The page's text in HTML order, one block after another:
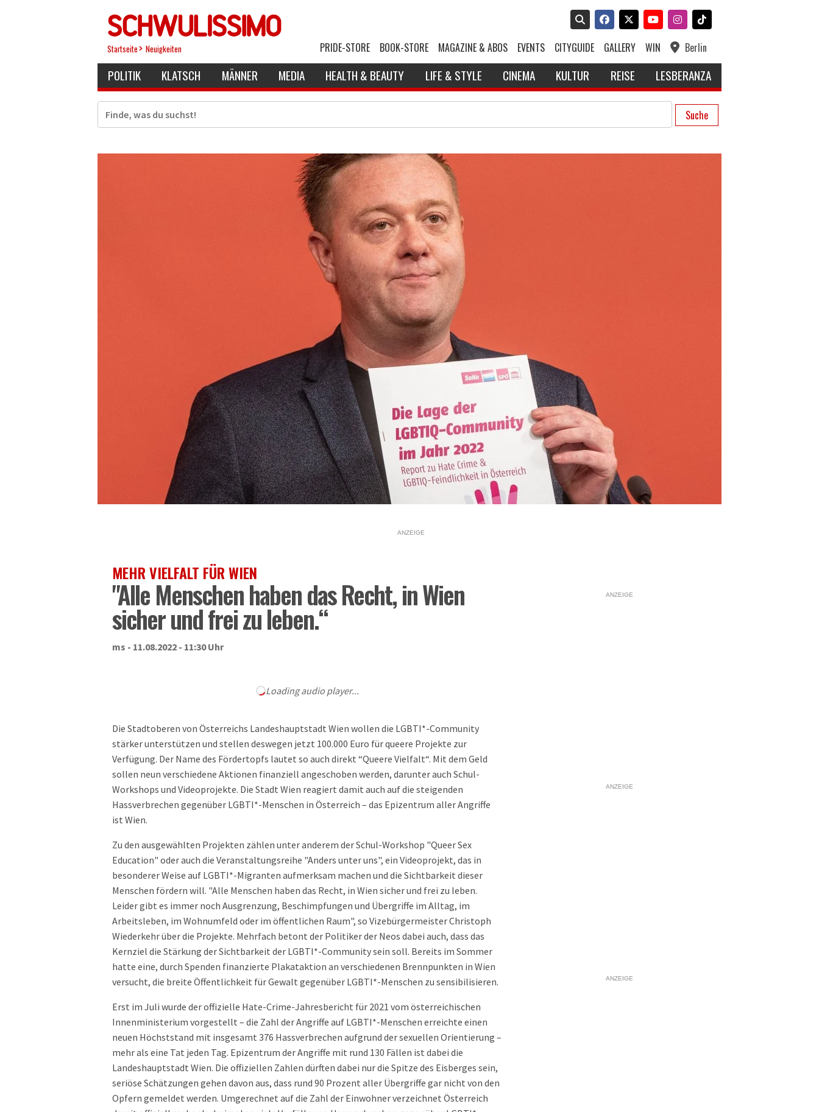
Startseite Neuigkeiten PRIDE-STORE BOOK-STORE MAGAZINE & ABOS EVENTS CITYGUIDE GALLERY WIN Berlin
POLITIK KLATSCH MÄNNER MEDIA HEALTH & BEAUTY LIFE & STYLE CINEMA KULTUR REISE LESBERANZA
Suche
ANZEIGE
MEHR VIELFALT FÜR WIEN
"Alle Menschen haben das Recht, in Wien
sicher und frei zu leben.“
ms - 11.08.2022 - 11:30 Uhr
Loading audio player...
Die Stadtoberen von Österreichs Landeshauptstadt Wien wollen die LGBTI*-Community
stärker unterstützen und stellen deswegen jetzt 100.000 Euro für queere Projekte zur
Verfügung. Der Name des Fördertopfs lautet so auch direkt “Queere Vielfalt“. Mit dem Geld
sollen neun verschiedene Aktionen finanziell angeschoben werden, darunter auch Schul-
Workshops und Videoprojekte. Die Stadt Wien reagiert damit auch auf die steigenden
Hassverbrechen gegenüber LGBTI*-Menschen in Österreich – das Epizentrum aller Angriffe
ist Wien.
Zu den ausgewählten Projekten zählen unter anderem der Schul-Workshop "Queer Sex
Education" oder auch die Veranstaltungsreihe "Anders unter uns", ein Videoprojekt, das in
besonderer Weise auf LGBTI*-Migranten aufmerksam machen und die Sichtbarkeit dieser
Menschen fördern will. "Alle Menschen haben das Recht, in Wien sicher und frei zu leben.
Leider gibt es immer noch Ausgrenzung, Beschimpfungen und Übergriffe im Alltag, im
Arbeitsleben, im Wohnumfeld oder im öffentlichen Raum", so Vizebürgermeister Christoph
Wiederkehr über die Projekte. Mehrfach betont der Politiker der Neos dabei auch, dass das
Kernziel die Stärkung der Sichtbarkeit der LGBTI*-Community sein soll. Bereits im Sommer
hatte eine, durch Spenden finanzierte Plakataktion an verschiedenen Brennpunkten in Wien
versucht, die breite Öffentlichkeit für Gewalt gegenüber LGBTI*-Menschen zu sensibilisieren.
Erst im Juli wurde der offizielle Hate-Crime-Jahresbericht für 2021 vom österreichischen
Innenministerium vorgestellt – die Zahl der Angriffe auf LGBTI*-Menschen erreichte einen
neuen Höchststand mit insgesamt 376 Hassverbrechen aufgrund der sexuellen Orientierung –
mehr als eine Tat jeden Tag. Epizentrum der Angriffe mit rund 130 Fällen ist dabei die
Landeshauptstadt Wien. Die offiziellen Zahlen dürften dabei nur die Spitze des Eisberges sein,
seriöse Schätzungen gehen davon aus, dass rund 90 Prozent aller Übergriffe gar nicht von den
Opfern gemeldet werden. Umgerechnet auf die Zahl der Einwohner verzeichnet Österreich
ANZEIGE
ANZEIGE
ANZEIGE